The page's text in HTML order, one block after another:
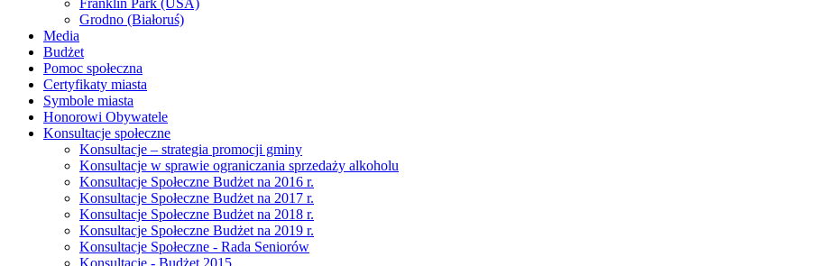
Franklin Park (USA)
Grodno (Białoruś)
Media
Budżet
Pomoc społeczna
Certyfikaty miasta
Symbole miasta
Honorowi Obywatele
Konsultacje społeczne
Konsultacje – strategia promocji gminy
Konsultacje w sprawie ograniczania sprzedaży alkoholu
Konsultacje Społeczne Budżet na 2016 r.
Konsultacje Społeczne Budżet na 2017 r.
Konsultacje Społeczne Budżet na 2018 r.
Konsultacje Społeczne Budżet na 2019 r.
Konsultacje Społeczne - Rada Seniorów